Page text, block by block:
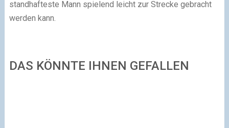
standhafteste Mann spielend leicht zur Strecke gebracht
werden kann.
DAS KÖNNTE IHNEN GEFALLEN